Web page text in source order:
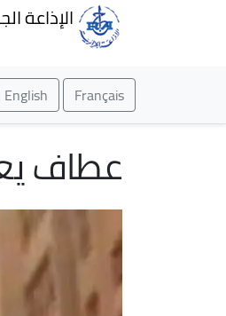
الإذاعة
Français
English
عطاف